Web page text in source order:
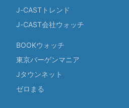
J-CASTトレンド
J-CAST会社ウォッチ
BOOKウォッチ
東京バーゲンマニア
Jタウンネット
ゼロまる